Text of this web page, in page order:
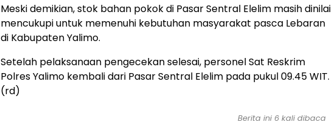
Meski demikian, stok bahan pokok di Pasar Sentral Elelim masih dinilai
mencukupi untuk memenuhi kebutuhan masyarakat pasca Lebaran
di Kabupaten Yalimo.
Setelah pelaksanaan pengecekan selesai, personel Sat Reskrim
Polres Yalimo kembali dari Pasar Sentral Elelim pada pukul 09.45 WIT.
(rd)
Berita ini 6 kali dibaca